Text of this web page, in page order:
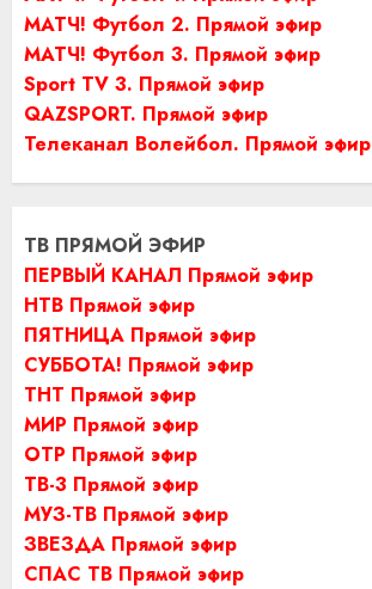
МАТЧ! Футбол 2. Прямой эфир
МАТЧ! Футбол 3. Прямой эфир
Sport TV 3. Прямой эфир
QAZSPORT. Прямой эфир
Телеканал Волейбол. Прямой эфир
ТВ ПРЯМОЙ ЭФИР
ПЕРВЫЙ КАНАЛ Прямой эфир
НТВ Прямой эфир
ПЯТНИЦА Прямой эфир
СУББОТА! Прямой эфир
ТНТ Прямой эфир
МИР Прямой эфир
ОТР Прямой эфир
ТВ-3 Прямой эфир
МУЗ-ТВ Прямой эфир
ЗВЕЗДА Прямой эфир
СПАС ТВ Прямой эфир